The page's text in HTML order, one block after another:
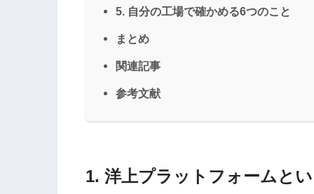
5. 自分の工場で確かめる6つのこと
まとめ
関連記事
参考文献
1. 洋上プラットフォームと